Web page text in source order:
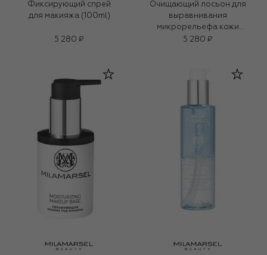
Фиксирующий спрей
для макияжа (100ml)
5 280 ₽
Очищающий лосьон для
выравнивания
микрорельефа кожи
(150ml)
5 280 ₽